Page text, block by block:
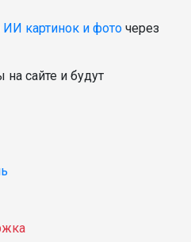
ИИ картинок и фото через
сайте и будут